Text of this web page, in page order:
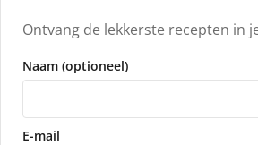
Ontvang de lekkerste recepten in
Naam (optioneel)
E-mail